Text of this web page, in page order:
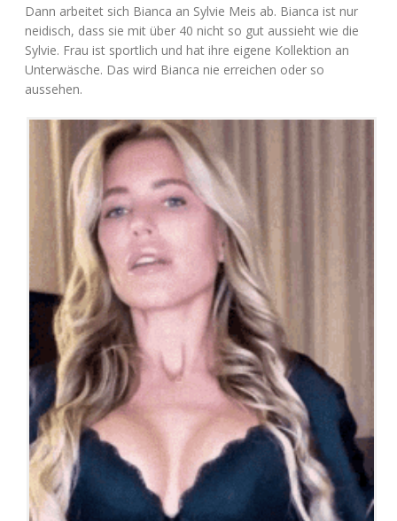
Dann arbei­tet sich Bian­ca an Syl­vie Meis ab. Bian­ca ist nur
nei­disch, dass sie mit über 40 nicht so gut aus­sieht wie die
Syl­vie. Frau ist sport­lich und hat ihre eige­ne Kol­lek­ti­on an
Unter­wä­sche. Das wird Bian­ca nie errei­chen oder so
aussehen.